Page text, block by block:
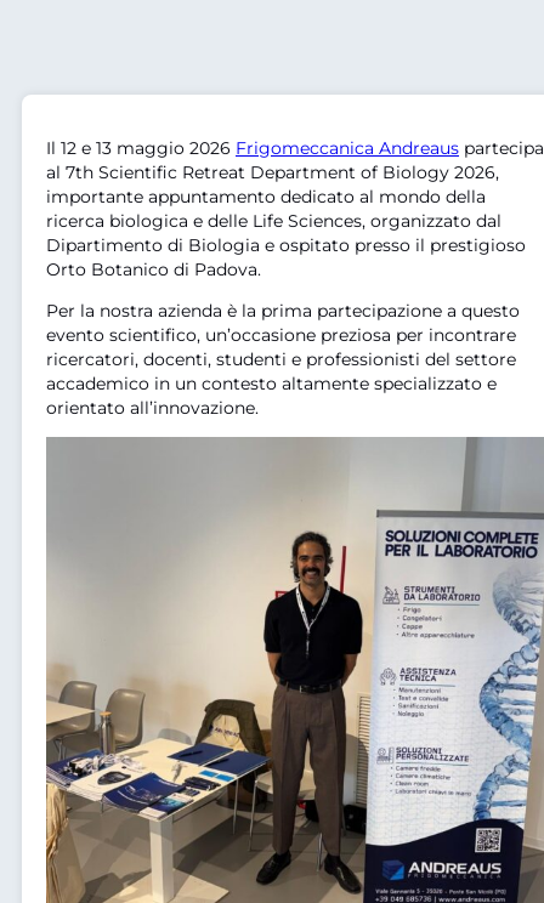
Il 12 e 13 maggio 2026 Frigomeccanica Andreaus partecipa
al 7th Scientific Retreat Department of Biology 2026,
importante appuntamento dedicato al mondo della
ricerca biologica e delle Life Sciences, organizzato dal
Dipartimento di Biologia e ospitato presso il prestigioso
Orto Botanico di Padova.
Per la nostra azienda è la prima partecipazione a questo
evento scientifico, un’occasione preziosa per incontrare
ricercatori, docenti, studenti e professionisti del settore
accademico in un contesto altamente specializzato e
orientato all’innovazione.